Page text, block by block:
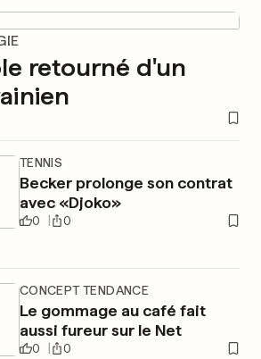
retourné d'un
TENNIS
Becker prolonge son contrat
avec «Djoko»
0 0
CONCEPT TENDANCE
Le gommage au café fait
aussi fureur sur le Net
0 0